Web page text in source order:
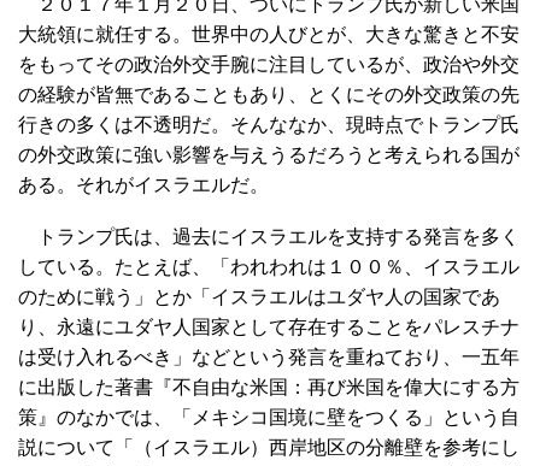
２０１７年１月２０日、ついにトランプ氏が新しい米国
大統領に就任する。世界中の人びとが、大きな驚きと不安
をもってその政治外交手腕に注目しているが、政治や外交
の経験が皆無であることもあり、とくにその外交政策の先
行きの多くは不透明だ。そんななか、現時点でトランプ氏
の外交政策に強い影響を与えうるだろうと考えられる国が
ある。それがイスラエルだ。
トランプ氏は、過去にイスラエルを支持する発言を多く
している。たとえば、「われわれは１００％、イスラエル
のために戦う」とか「イスラエルはユダヤ人の国家であ
り、永遠にユダヤ人国家として存在することをパレスチナ
は受け入れるべき」などという発言を重ねており、一五年
に出版した著書『不自由な米国：再び米国を偉大にする方
策』のなかでは、「メキシコ国境に壁をつくる」という自
説について「（イスラエル）西岸地区の分離壁を参考にし